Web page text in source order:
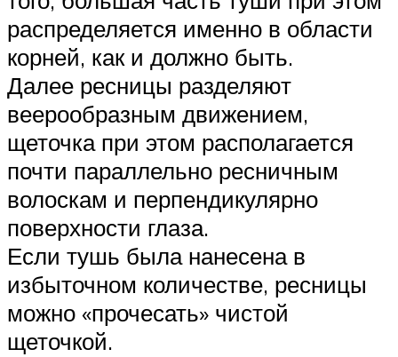
распределяется именно в области
корней, как и должно быть.
Далее ресницы разделяют
веерообразным движением,
щеточка при этом располагается
почти параллельно ресничным
волоскам и перпендикулярно
поверхности глаза.
Если тушь была нанесена в
избыточном количестве, ресницы
можно «прочесать» чистой
щеточкой.